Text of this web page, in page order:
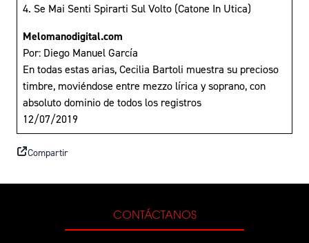
4. Se Mai Senti Spirarti Sul Volto (Catone In Utica)
Melomanodigital.com
Por: Diego Manuel García
En todas estas arias, Cecilia Bartoli muestra su precioso
timbre, moviéndose entre mezzo lírica y soprano, con
absoluto dominio de todos los registros
12/07/2019
Compartir
CONTÁCTANOS